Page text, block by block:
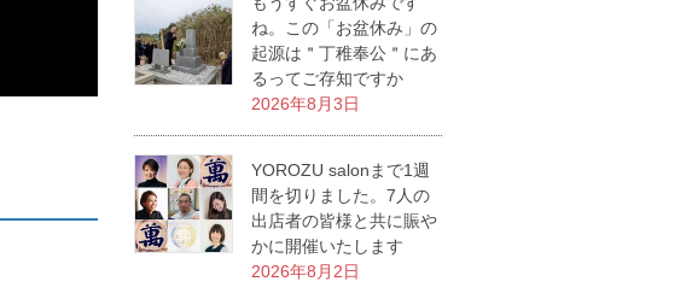
ね。この「お盆休み」の
起源は＂丁稚奉公＂にあ
るってご存知ですか
2026年8月3日
YOROZU salonまで1週
間を切りました。7人の
出店者の皆様と共に賑や
かに開催いたします
2026年8月2日